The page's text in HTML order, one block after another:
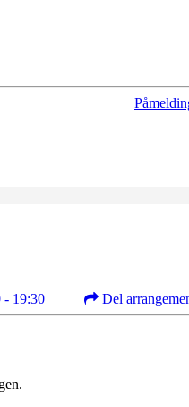
- 19:30 Del